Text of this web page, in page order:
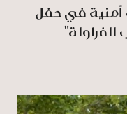
أمنية في حفل